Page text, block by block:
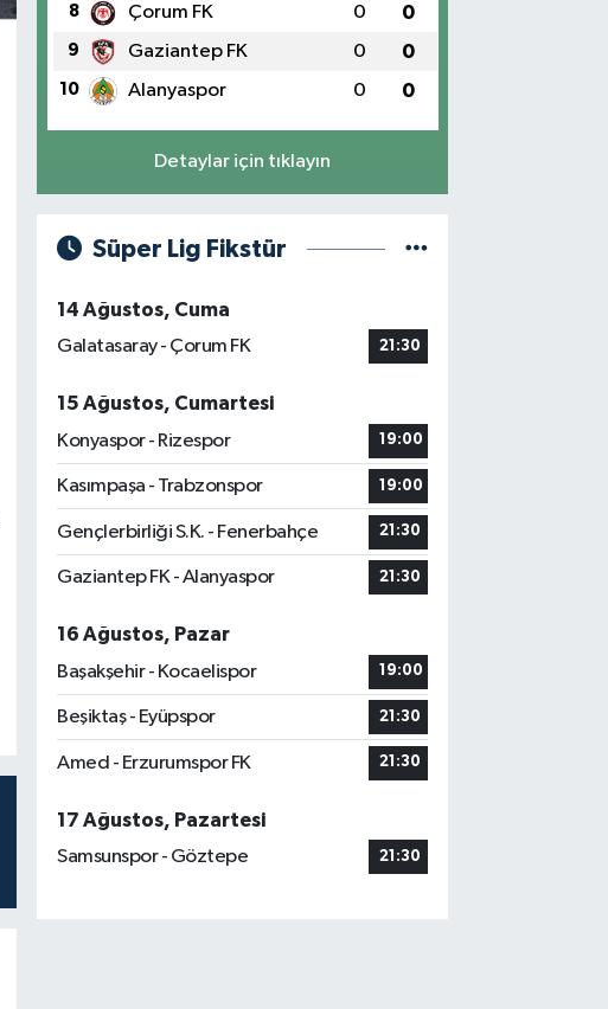
8 Çorum FK 0 0
9 Gaziantep FK 0 0
10 Alanyaspor 0 0
Detaylar için tıklayın
Süper Lig Fikstür
14 Ağustos, Cuma
Galatasaray - Çorum FK
21:30
15 Ağustos, Cumartesi
Konyaspor - Rizespor
19:00
Kasımpaşa - Trabzonspor 19:00
Gençlerbirliği S.K. - Fenerbahçe 21:30
Gaziantep FK - Alanyaspor 21:30
16 Ağustos, Pazar
Başakşehir - Kocaelispor
19:00
Beşiktaş - Eyüpspor 21:30
Amed - Erzurumspor FK 21:30
17 Ağustos, Pazartesi
Samsunspor - Göztepe
21:30